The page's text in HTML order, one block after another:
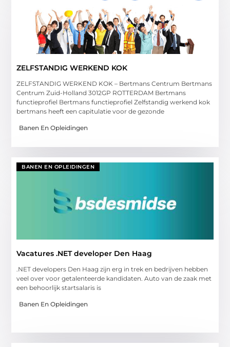
ZELFSTANDIG WERKEND KOK
ZELFSTANDIG WERKEND KOK – Bertmans Centrum Bertmans
Centrum Zuid-Holland 3012GP ROTTERDAM Bertmans
functieprofiel Bertmans functieprofiel Zelfstandig werkend kok
bertmans heeft een capitulatie voor de gezonde
Banen En Opleidingen
BANEN EN OPLEIDINGEN
Vacatures .NET developer Den Haag
.NET developers Den Haag zijn erg in trek en bedrijven hebben
veel over voor getalenteerde kandidaten. Auto van de zaak met
een behoorlijk startsalaris is
Banen En Opleidingen